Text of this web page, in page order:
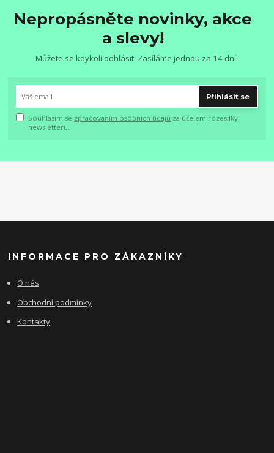
Nepropásněte novinky, akce
a slevy!
Můžete se kdykoli odhlásit. Zasíláme jednou za 14 dní.
Přihlásit se
Souhlasím se zpracováním osobních údajů za účelem rozesílky
newsletteru.
INFORMACE PRO ZÁKAZNÍKY
O nás
Obchodní podmínky
Kontakty